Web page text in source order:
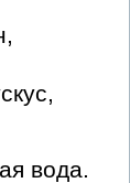
вода.